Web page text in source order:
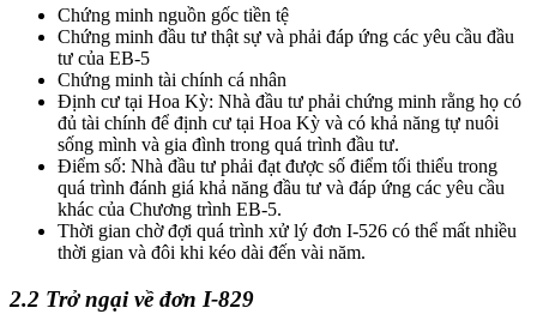
Chứng minh nguồn gốc tiền tệ
Chứng minh đầu tư thật sự và phải đáp ứng các yêu cầu đầu
tư của EB-5
Chứng minh tài chính cá nhân
Định cư tại Hoa Kỳ: Nhà đầu tư phải chứng minh rằng họ có
đủ tài chính để định cư tại Hoa Kỳ và có khả năng tự nuôi
sống mình và gia đình trong quá trình đầu tư.
Điểm số: Nhà đầu tư phải đạt được số điểm tối thiểu trong
quá trình đánh giá khả năng đầu tư và đáp ứng các yêu cầu
khác của Chương trình EB-5.
Thời gian chờ đợi quá trình xử lý đơn I-526 có thể mất nhiều
thời gian và đôi khi kéo dài đến vài năm.
2.2 Trở ngại về đơn I-829